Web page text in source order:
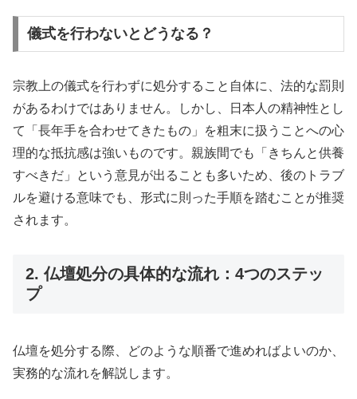
儀式を行わないとどうなる？
宗教上の儀式を行わずに処分すること自体に、法的な罰則
があるわけではありません。しかし、日本人の精神性とし
て「長年手を合わせてきたもの」を粗末に扱うことへの心
理的な抵抗感は強いものです。親族間でも「きちんと供養
すべきだ」という意見が出ることも多いため、後のトラブ
ルを避ける意味でも、形式に則った手順を踏むことが推奨
されます。
2. 仏壇処分の具体的な流れ：4つのステッ
プ
仏壇を処分する際、どのような順番で進めればよいのか、
実務的な流れを解説します。